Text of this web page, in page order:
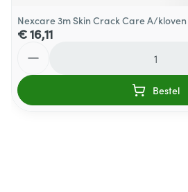
Nexcare 3m Skin Crack Care A/kloven
€ 16,11
Bestel